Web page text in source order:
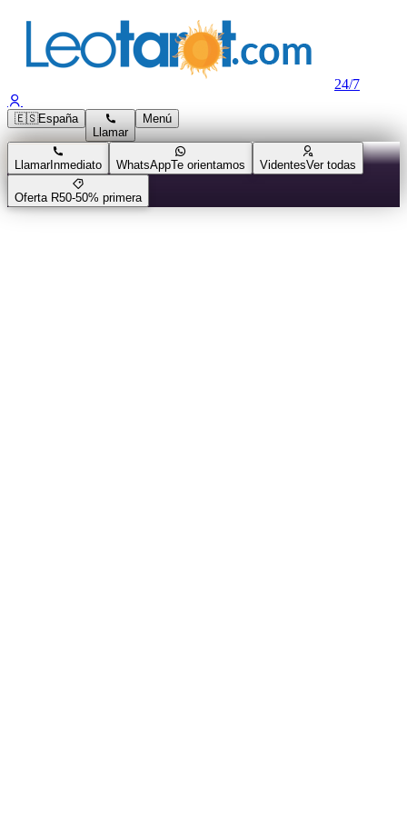
24/7
🇪🇸España
Llamar
Menú
LlamarInmediato WhatsAppTe orientamos VidentesVer todas
Oferta R50-50% primera